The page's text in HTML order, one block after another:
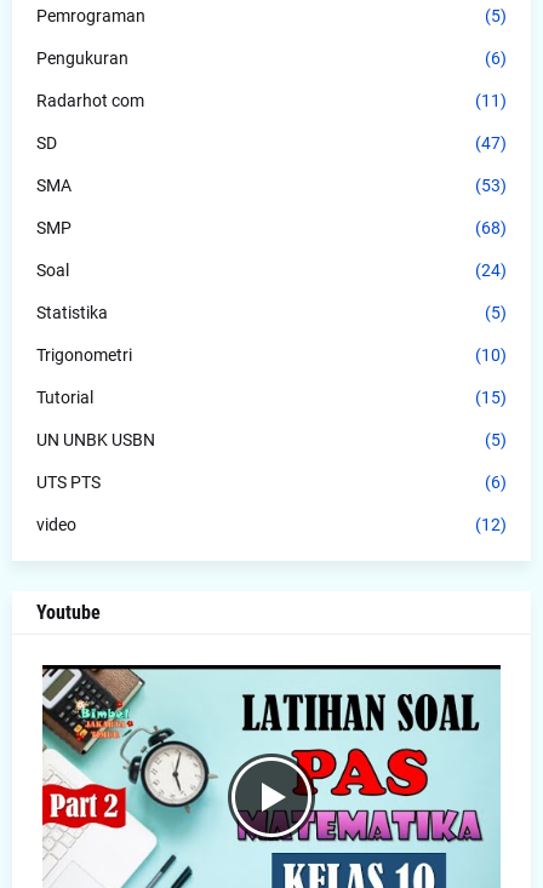
Pemrograman (5)
Pengukuran (6)
Radarhot com (11)
SD (47)
SMA (53)
SMP (68)
Soal (24)
Statistika (5)
Trigonometri (10)
Tutorial (15)
UN UNBK USBN (5)
UTS PTS (6)
video (12)
Youtube